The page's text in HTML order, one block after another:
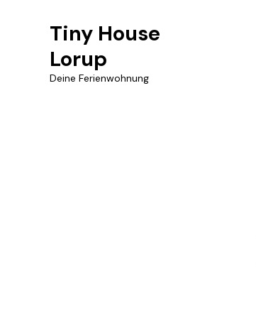
Tiny House
Lorup
Deine Ferienwohnung